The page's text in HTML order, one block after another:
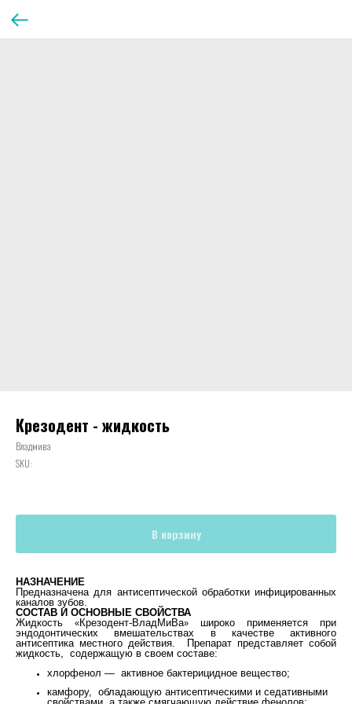
Крезодент - жидкость
Владмива
SKU:
В корзину
НАЗНАЧЕНИЕ
Предназначена для антисептической обработки инфицированных
каналов зубов.
СОСТАВ И ОСНОВНЫЕ СВОЙСТВА
Жидкость
«Крезодент-ВладМиВа»
широко применяется при
эндодонтических вмешательствах в качестве активного
антисептика местного действия. Препарат представляет собой
жидкость, содержащую в своем составе:
хлорфенол — активное бактерицидное вещество;
камфору, обладающую антисептическими и седативными